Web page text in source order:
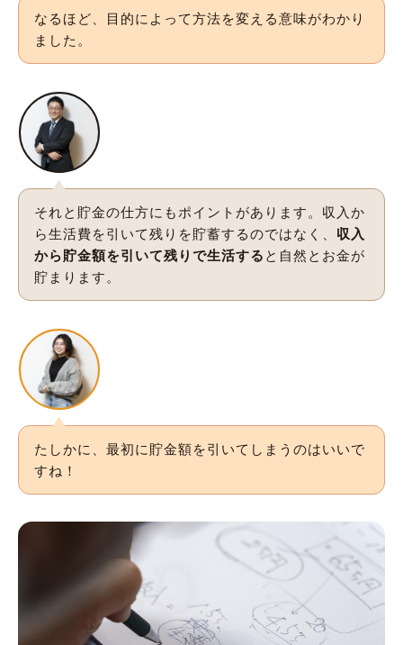
なるほど、目的によって方法を変える意味がわかり
ました。
それと貯金の仕方にもポイントがあります。収入か
ら生活費を引いて残りを貯蓄するのではなく、 収入
から貯金額を引いて残りで生活する と自然とお金が
貯まります。
たしかに、最初に貯金額を引いてしまうのはいいで
すね！